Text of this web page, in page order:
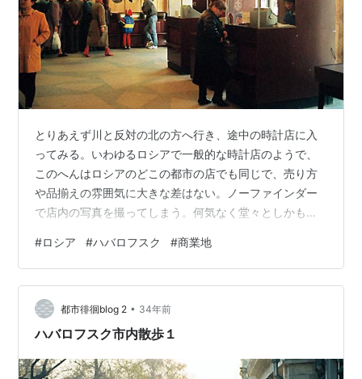
とりあえず川と反対の北の方へ行き、途中の時計店に入
ってみる。いわゆるロシアで一般的な時計店のようで、
このへんはロシアのどこの都市の店でも同じで、売り方
や品揃えの雰囲気に大きな差はない。ノーファインダー
で店内の写真を撮ってしまう。何気なく堂々としかも素
して気にも留められないようだった。旅行も終盤になっ
て漸くこのようなこつを掴むことができたのだった。
1992年10月 ロシア日記・記事一覧＃ハバロフスク ＃商
業地 ブログ内タグ一覧
#ロシア #ハバロフスク #商業地
都市徘徊blog 2 • 34年前
ハバロフスク市内散歩１